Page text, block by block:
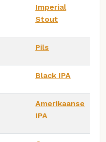
Imperial
Stout
Pils
Black IPA
Amerikaanse
IPA